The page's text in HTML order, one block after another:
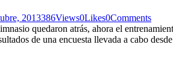
2013386Views0Likes0Comments
quedaron atrás, ahora el
de una encuesta llevada a cabo